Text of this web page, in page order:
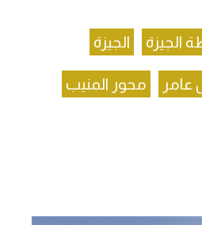
الجيزة الجيزة
عامر محور المنيب